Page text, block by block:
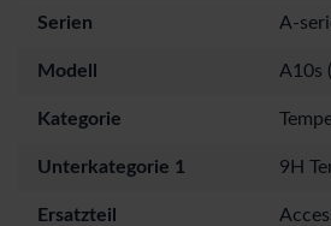
Serien A-
Modell A10s
Kategorie
Unterkategorie 1 9H
Ersatzteil